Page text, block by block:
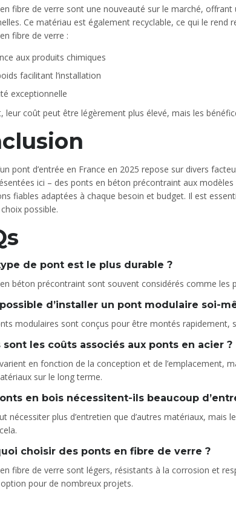
fibre de verre sont une nouveauté sur le marché,
Ce matériau est également recyclable, ce qui le rend
fibre de verre :
aux produits chimiques
facilitant l’installation
exceptionnelle
leur coût peut être légèrement plus élevé, mais les
pont d’entrée en France en 2025 repose sur divers
ici – des ponts en béton précontraint aux
fiables adaptées à chaque besoin et budget. Il est
possible.
de pont est le plus durable ?
béton précontraint sont souvent considérés comme les
d’installer un pont modulaire soi-
modulaires sont conçus pour être montés rapidement,
sont les coûts associés aux ponts en acier ?
en fonction de la conception et de l’emplacement,
sur le long terme.
en bois nécessitent-ils beaucoup
nécessiter plus d’entretien que d’autres matériaux,
choisir des ponts en fibre de verre ?
fibre de verre sont légers, résistants à la corrosion et
pour de nombreux projets.